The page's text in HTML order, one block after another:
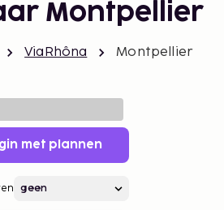
Montpellier
ViaRhôna Montpellier
met plannen